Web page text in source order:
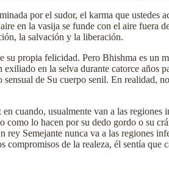
por el sudor, el karma que ustedes
en la vasija se funde con el aire fuera
la salvación y la liberación.
propia felicidad. Pero Bhishma es un
en la selva durante catorce años
de Su cuerpo senil. En realidad,
cuando, usualmente van a las regiones
como lo hacen por su dedo gordo o su
Semejante nunca va a las regiones
de la realeza, él sentía que